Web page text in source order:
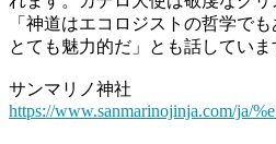
「神道はエコロジストの哲学で
とても魅力的だ」とも話していま
サンマリノ神社
https://www.sanmarinojinja.com/ja/